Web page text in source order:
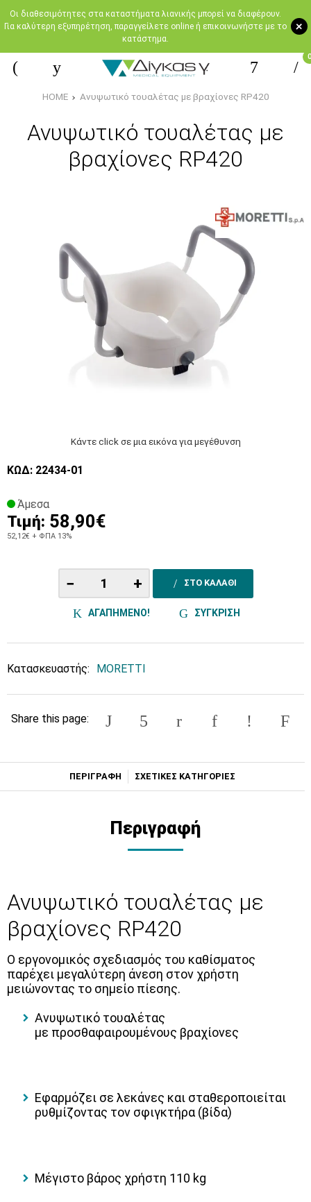
+
Oι διαθεσιμότητες στα καταστήματα λιανικής μπορεί να διαφέρουν.
Για καλύτερη εξυπηρέτηση, παραγγείλετε online ή επικοινωνήστε με το
κατάστημα.
0
HOME Ανυψωτικό τουαλέτας με βραχίονες RP420
Ανυψωτικό τουαλέτας με
βραχίονες RP420
Κάντε click σε μια εικόνα για μεγέθυνση
ΚΩΔ: 22434-01
Άμεσα
Τιμή: 58,90€
52,12€ + ΦΠΑ 13%
− + ΣΤΟ ΚΑΛΑΘΙ
ΑΓΑΠΗΜΕΝΟ! ΣΥΓΚΡΙΣΗ
Κατασκευαστής: MORETTI
Share this page:
ΠΕΡΙΓΡΑΦΗ ΣΧΕΤΙΚΕΣ ΚΑΤΗΓΟΡΙΕΣ
Περιγραφή
Ανυψωτικό τουαλέτας με
βραχίονες RP420
Ο εργονομικός σχεδιασμός του καθίσματος
παρέχει μεγαλύτερη άνεση στον χρήστη
μειώνοντας το σημείο πίεσης.
Ανυψωτικό τουαλέτας
με προσθαφαιρουμένους βραχίονες
Εφαρμόζει σε λεκάνες και σταθεροποιείται
ρυθμίζοντας τον σφιγκτήρα (βίδα)
Μέγιστο βάρος χρήστη 110 kg